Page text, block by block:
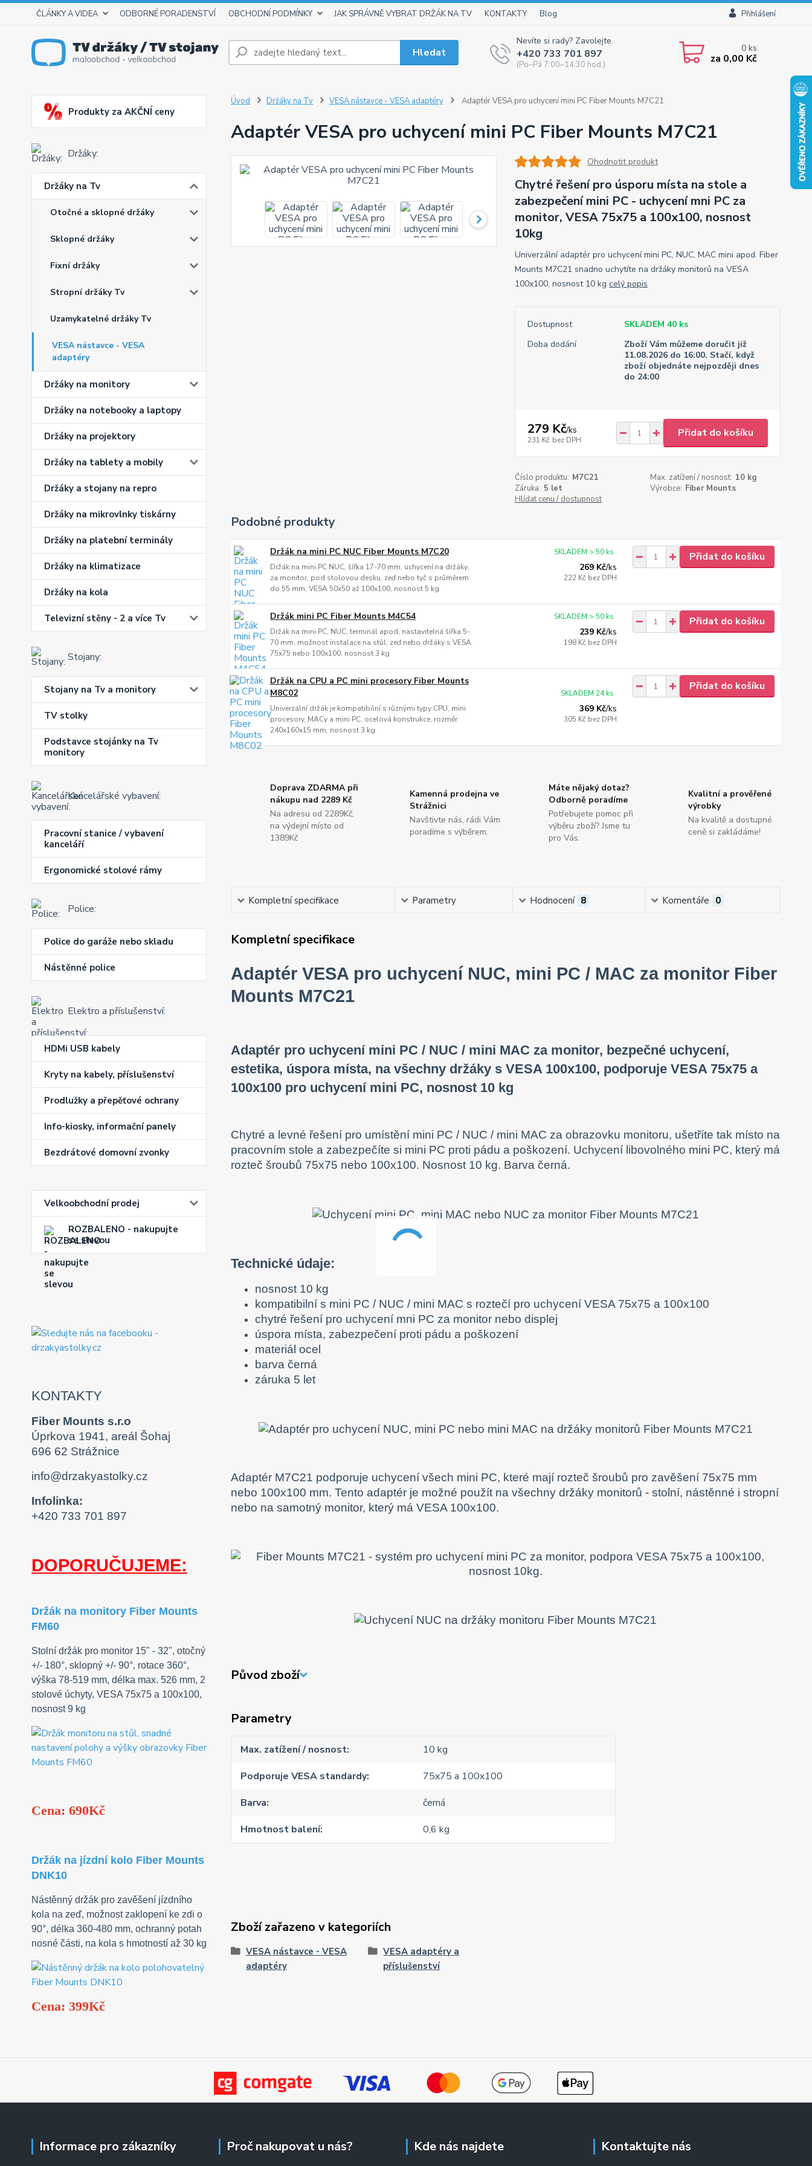
ČLÁNKY A VIDEA ODBORNÉ PORADENSTVÍ OBCHODNÍ PODMÍNKY JAK SPRÁVNĚ VYBRAT DRŽÁK NA TV KONTAKTY Blog Přihlášení
Hledat
Nevíte si rady? Zavolejte.
+420 733 701 897
(Po–Pá 7:00–14:30 hod.)
0ks
za 0,00 Kč
Produkty za AKČNÍ ceny
Držáky:
Držáky na Tv
Otočné a sklopné držáky
Sklopné držáky
Fixní držáky
Stropní držáky Tv
Uzamykatelné držáky Tv
VESA nástavce - VESA
adaptéry
Držáky na monitory
Držáky na notebooky a laptopy
Držáky na projektory
Držáky na tablety a mobily
Držáky a stojany na repro
Držáky na mikrovlnky tiskárny
Držáky na platební terminály
Držáky na klimatizace
Držáky na kola
Televizní stěny - 2 a více Tv
Stojany:
Stojany na Tv a monitory
TV stolky
Podstavce stojánky na Tv
monitory
Kancelářské vybavení:
Pracovní stanice / vybavení
kanceláří
Ergonomické stolové rámy
Police:
Police do garáže nebo skladu
Nástěnné police
Elektro a příslušenství:
HDMi USB kabely
Kryty na kabely, příslušenství
Prodlužky a přepěťové ochrany
Info-kiosky, informační panely
Bezdrátové domovní zvonky
Velkoobchodní prodej
ROZBALENO - nakupujte
se slevou
KONTAKTY
Fiber Mounts s.r.o
Úprkova 1941, areál Šohaj
696 62 Strážnice
info@drzakyastolky.cz
Infolinka:
+420 733 701 897
DOPORUČUJEME:
Držák na monitory Fiber Mounts
FM60
Stolní držák pro monitor 15" - 32", otočný
+/- 180°, sklopný +/- 90°, rotace 360°,
výška 78-519 mm, délka max. 526 mm, 2
stolové úchyty, VESA 75x75 a 100x100,
nosnost 9 kg
Cena: 690Kč
Držák na jízdní kolo Fiber Mounts
DNK10
Nástěnný držák pro zavěšení jízdního
kola na zeď, možnost zaklopení ke zdi o
90°, délka 360-480 mm, ochranný potah
nosné části, na kola s hmotností až 30 kg
Cena: 399Kč
Úvod Držáky na Tv VESA nástavce - VESA adaptéry Adaptér VESA pro uchycení mini PC Fiber Mounts M7C21
Adaptér VESA pro uchycení mini PC Fiber Mounts M7C21
Ohodnotit produkt
Chytré řešení pro úsporu místa na stole a
zabezpečení mini PC - uchycení mni PC za
monitor, VESA 75x75 a 100x100, nosnost
10kg
Univerzální adaptér pro uchycení mini PC, NUC, MAC mini apod. Fiber
Mounts M7C21 snadno uchytíte na držáky monitorů na VESA
100x100, nosnost 10 kg celý popis
Dostupnost
SKLADEM 40 ks
Doba dodání
Zboží Vám můžeme doručit již
11.08.2026 do 16:00. Stačí, když
zboží objednáte nejpozději dnes
do 24:00
279 Kč/ks
231 Kč bez DPH
Přidat do košíku
Číslo produktu: M7C21 Max. zatížení / nosnost: 10 kg
Záruka: 5 let Výrobce: Fiber Mounts
Hlídat cenu / dostupnost
Podobné produkty
Držák na mini PC NUC Fiber Mounts M7C20
Držák na mini PC NUC, šířka 17-70 mm, uchycení na držáky,
za monitor, pod stolovou desku, zeď nebo tyč s průměrem
do 55 mm, VESA 50x50 až 100x100, nosnost 5 kg
269 Kč/ks
222 Kč bez DPH
SKLADEM > 50 ks Přidat do košíku
Držák mini PC Fiber Mounts M4C54
Držák na mini PC, NUC, terminál apod, nastavitelná šířka 5-
70 mm, možnost instalace na stůl, zeď nebo držáky s VESA
75x75 nebo 100x100, nosnost 3 kg
239 Kč/ks
198 Kč bez DPH
SKLADEM > 50 ks Přidat do košíku
Držák na CPU a PC mini procesory Fiber Mounts
M8C02
Univerzální držák je kompatibilní s různými typy CPU, mini
procesory, MACy a mini PC, ocelová konstrukce, rozměr
240x160x15 mm, nosnost 3 kg
369 Kč/ks
305 Kč bez DPH
SKLADEM 24 ks
Přidat do košíku
Doprava ZDARMA při
nákupu nad 2289 Kč
Na adresu od 2289Kč,
na výdejní místo od
1389Kč
Kamenná prodejna ve
Strážnici
Navštivte nás, rádi Vám
poradíme s výběrem.
Máte nějaký dotaz?
Odborně poradíme
Potřebujete pomoc při
výběru zboží? Jsme tu
pro Vás.
Kvalitní a prověřené
výrobky
Na kvalitě a dostupné
ceně si zakládáme!
Kompletní specifikace Parametry Hodnocení 8 Komentáře 0
Kompletní specifikace
Adaptér VESA pro uchycení NUC, mini PC / MAC za monitor Fiber
Mounts M7C21
Adaptér pro uchycení mini PC / NUC / mini MAC za monitor, bezpečné uchycení,
estetika, úspora místa, na všechny držáky s VESA 100x100, podporuje VESA 75x75 a
100x100 pro uchycení mini PC, nosnost 10 kg
Chytré a levné řešení pro umístění mini PC / NUC / mini MAC za obrazovku monitoru, ušetříte tak místo na
pracovním stole a zabezpečíte si mini PC proti pádu a poškození. Uchycení libovolného mini PC, který má
rozteč šroubů 75x75 nebo 100x100. Nosnost 10 kg. Barva černá.
Technické údaje:
nosnost 10 kg
kompatibilní s mini PC / NUC / mini MAC s roztečí pro uchycení VESA 75x75 a 100x100
chytré řešení pro uchycení mni PC za monitor nebo displej
úspora místa, zabezpečení proti pádu a poškození
materiál ocel
barva černá
záruka 5 let
Adaptér M7C21 podporuje uchycení všech mini PC, které mají rozteč šroubů pro zavěšení 75x75 mm
nebo 100x100 mm. Tento adaptér je možné použít na všechny držáky monitorů - stolní, nástěnné i stropní
nebo na samotný monitor, který má VESA 100x100.
Původ zboží
Parametry
Max. zatížení / nosnost
10 kg
Podporuje VESA standardy
75x75 a 100x100
Barva
černá
Hmotnost balení
0,6 kg
Zboží zařazeno v kategoriích
VESA nástavce - VESA
adaptéry
VESA adaptéry a
příslušenství
Informace pro zákazníky Proč nakupovat u nás? Kde nás najdete Kontaktujte nás